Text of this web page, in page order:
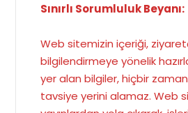
Sınırlı Sorumluluk Beyanı:
Web sitemizin içeriği,
bilgilendirmeye yönelik
yer alan bilgiler, hiçbir
tavsiye yerini alamaz. Web